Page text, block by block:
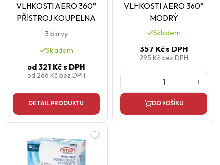
VLHKOSTI AERO 360°
PŘÍSTROJ KOUPELNA
3 barvy
Skladem
od321 Kčs DPH
od 266 Kčbez DPH
DETAIL PRODUKTU
VLHKOSTI AERO 360°
MODRÝ
Skladem
357 Kčs DPH
295 Kčbez DPH
DO KOŠÍKU